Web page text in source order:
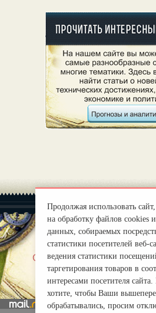
О нас |
Продолжая использовать
на обработку файлов cookies
данных, собираемых
статистики посетителей веб-
ведения статистики
таргетирования товаров в
интересами посетителя
хотите, чтобы Ваши
обрабатывались, просим